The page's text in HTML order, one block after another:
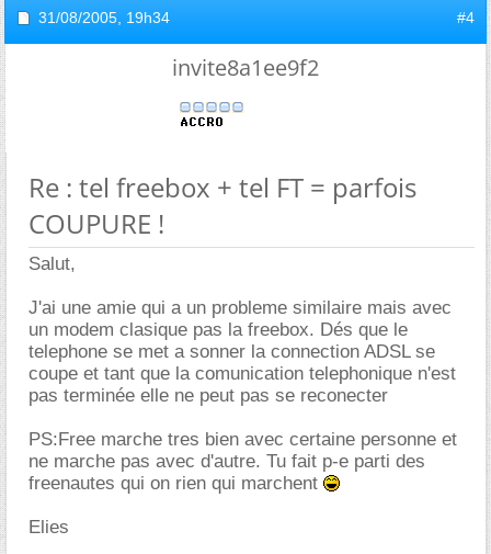
31/08/2005, 19h34 #4
invite8a1ee9f2
Re : tel freebox + tel FT = parfois
COUPURE !
Salut,
J'ai une amie qui a un probleme similaire mais avec
un modem clasique pas la freebox. Dés que le
telephone se met a sonner la connection ADSL se
coupe et tant que la comunication telephonique n'est
pas terminée elle ne peut pas se reconecter
PS:Free marche tres bien avec certaine personne et
ne marche pas avec d'autre. Tu fait p-e parti des
freenautes qui on rien qui marchent
Elies